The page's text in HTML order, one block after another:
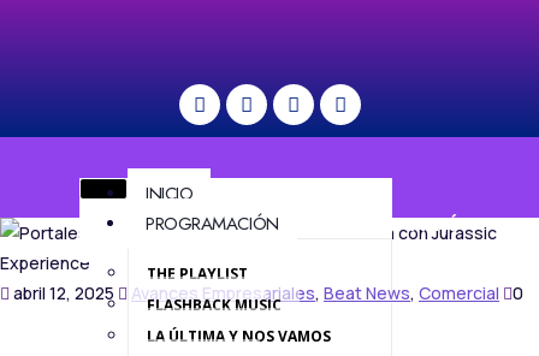
INICIO
PROGRAMACIÓN
THE PLAYLIST
FLASHBACK MUSIC
LA ÚLTIMA Y NOS VAMOS
MENÚ
abril 12, 2025 Avances Empresariales, Beat News, Comercial 0